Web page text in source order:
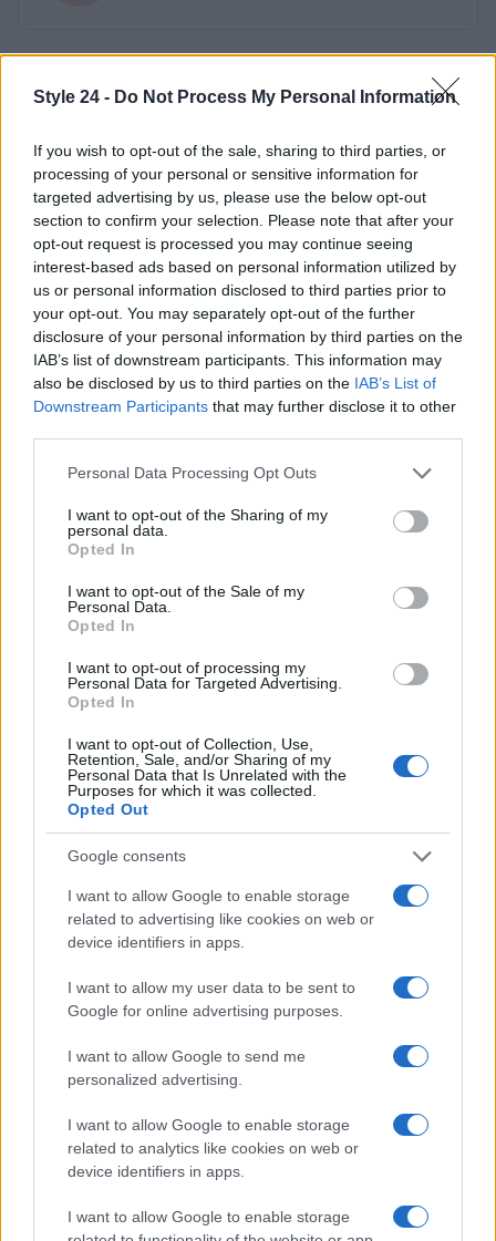
Style 24 - Do Not Process My Personal Information
If you wish to opt-out of the sale, sharing to third parties, or
processing of your personal or sensitive information for
targeted advertising by us, please use the below opt-out
section to confirm your selection. Please note that after your
opt-out request is processed you may continue seeing
interest-based ads based on personal information utilized by
us or personal information disclosed to third parties prior to
your opt-out. You may separately opt-out of the further
disclosure of your personal information by third parties on the
IAB’s list of downstream participants. This information may
also be disclosed by us to third parties on the IAB’s List of
Downstream Participants that may further disclose it to other
Please note that this website/app uses one or more Google
not limited to your visit or usage behaviour. You may click to
grant or deny consent to Google and its third-party tags to
use your data for below specified purposes in below Google
consent section.
Personal Data Processing Opt Outs
I want to opt-out of the Sharing of my
personal data.
Opted In
I want to opt-out of the Sale of my
Personal Data.
Opted In
I want to opt-out of processing my
Personal Data for Targeted Advertising.
Opted In
I want to opt-out of Collection, Use,
Retention, Sale, and/or Sharing of my
Personal Data that Is Unrelated with the
Purposes for which it was collected.
Opted Out
Google consents
I want to allow Google to enable storage
related to advertising like cookies on web or
device identifiers in apps.
I want to allow my user data to be sent to
Google for online advertising purposes.
I want to allow Google to send me
personalized advertising.
I want to allow Google to enable storage
related to analytics like cookies on web or
device identifiers in apps.
I want to allow Google to enable storage
Continua a leggere
LIFESTYLE
Come abbinare i pantaloni Capri con le kitten heels:
consigli e ispirazioni
LIFESTYLE